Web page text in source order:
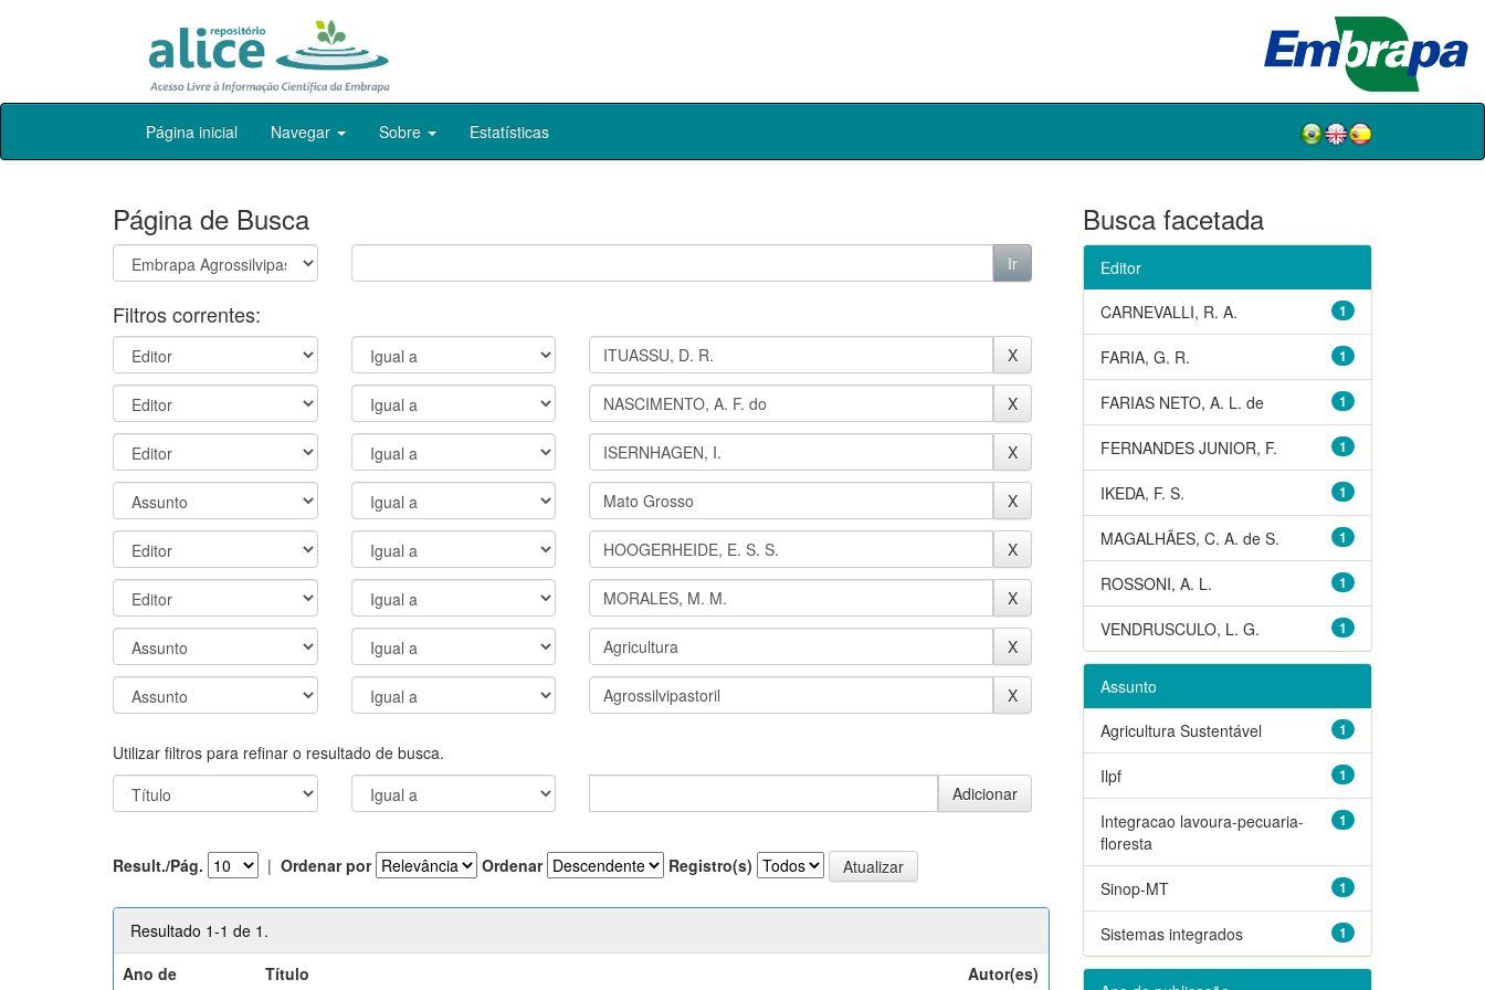
Skip
Página inicial Navegar Sobre Estatísticas
Página de Busca
Filtros correntes:
Utilizar filtros para refinar o resultado de busca.
Result./Pág. | Ordenar por Ordenar Registro(s)
Resultado 1-1 de 1.
Ano de
Título Autor(es)
Busca facetada
Editor
1
CARNEVALLI, R. A.
1
FARIA, G. R.
1
FARIAS NETO, A. L. de
1
FERNANDES JUNIOR, F.
1
IKEDA, F. S.
1
MAGALHÃES, C. A. de S.
1
ROSSONI, A. L.
1
VENDRUSCULO, L. G.
Assunto
1
Agricultura Sustentável
1
Ilpf
1
Integracao lavoura-pecuaria-
floresta
1
Sinop-MT
1
Sistemas integrados